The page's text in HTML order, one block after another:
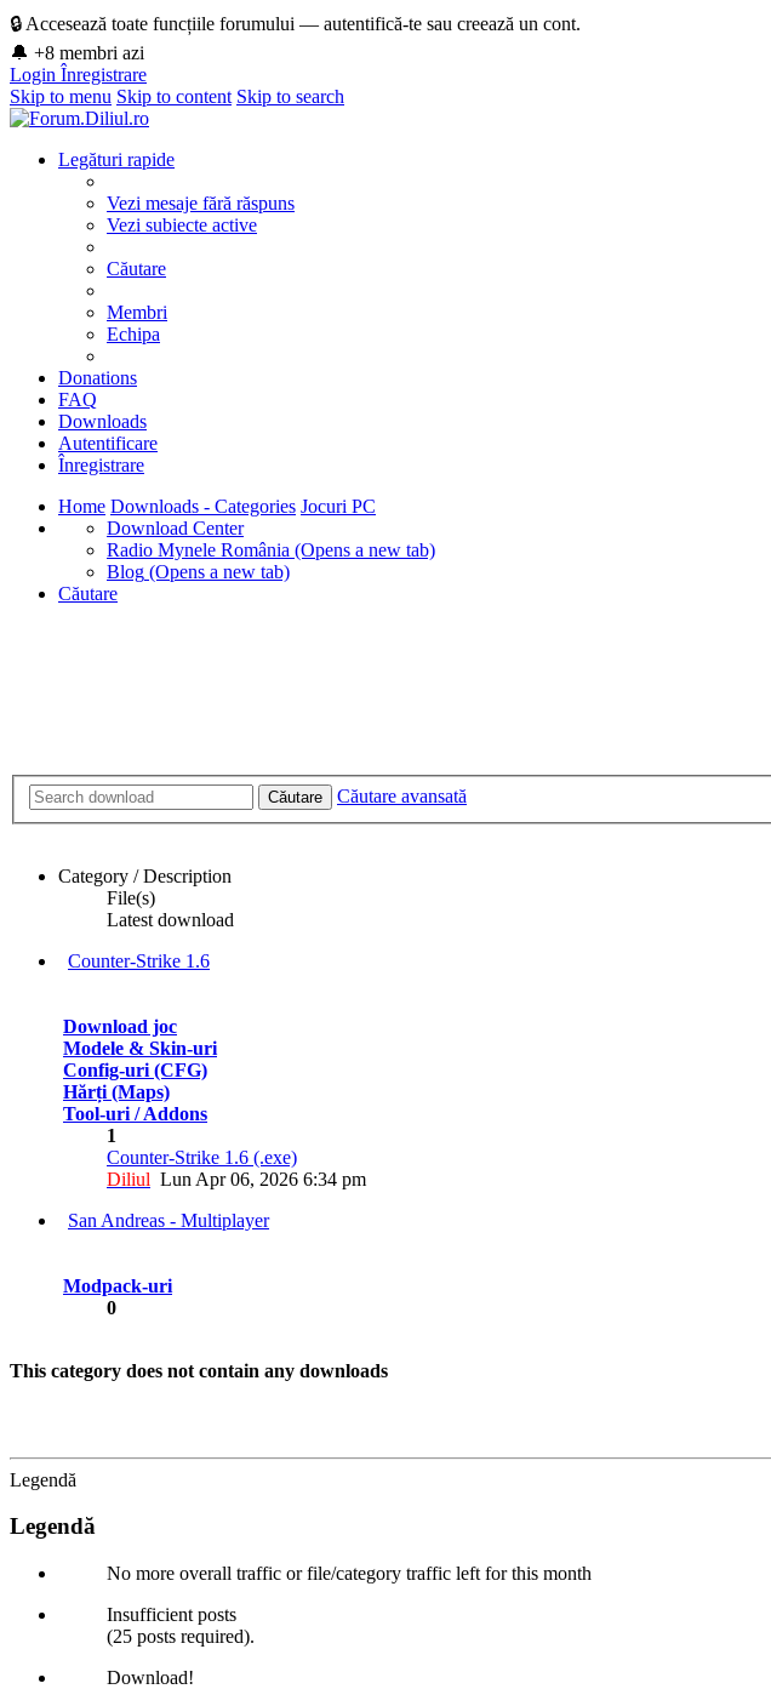
🔒 Accesează toate funcțiile forumului — autentifică-te sau creează un cont.
🔔 +8 membri azi
Login Înregistrare
Skip to menu Skip to content Skip to search
Legături rapide
Vezi mesaje fără răspuns
Vezi subiecte active
Căutare
Membri
Echipa
Donations
FAQ
Downloads
Autentificare
Înregistrare
Home Downloads - Categories Jocuri PC
Download Center
Radio Mynele România (Opens a new tab)
Blog (Opens a new tab)
Căutare
Căutare Căutare avansată
Category / Description
File(s)
Latest download
Counter-Strike 1.6
Download joc
Modele & Skin-uri
Config-uri (CFG)
Hărți (Maps)
Tool-uri / Addons
1
Counter-Strike 1.6 (.exe)
Diliul Lun Apr 06, 2026 6:34 pm
San Andreas - Multiplayer
Modpack-uri
0
This category does not contain any downloads
Legendă
Legendă
No more overall traffic or file/category traffic left for this month
Insufficient posts
(25 posts required).
Download!